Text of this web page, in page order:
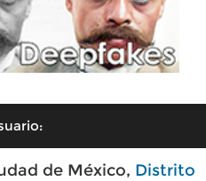
de México, Distrito